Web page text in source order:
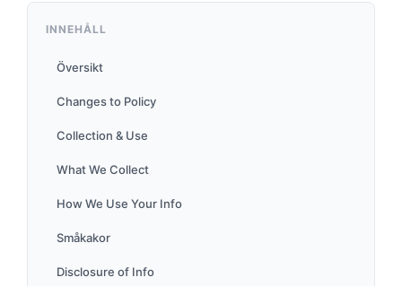
INNEHÅLL
Översikt
Changes to Policy
Collection & Use
What We Collect
How We Use Your Info
Småkakor
Disclosure of Info